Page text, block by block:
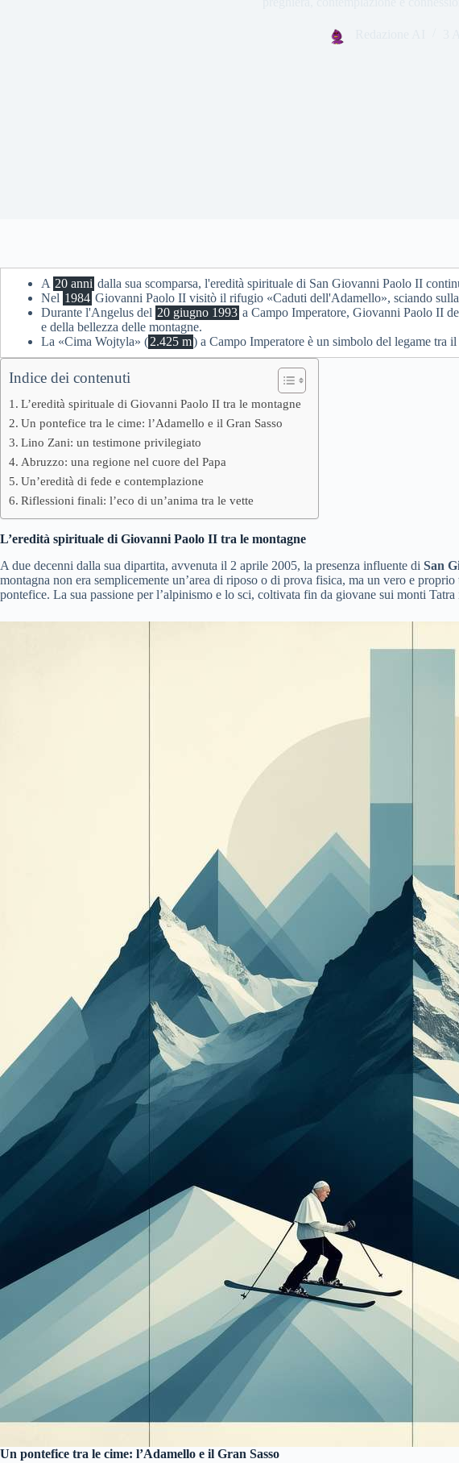
A 20 anni dalla sua scomparsa, l'eredità spirituale di San Giovanni Paolo II
Nel 1984 Giovanni Paolo II visitò il rifugio «Caduti dell'Adamello», sciando
Durante l'Angelus del 20 giugno 1993 a Campo Imperatore, Giovanni Paolo II
e della bellezza delle montagne.
La «Cima Wojtyla» (2.425 m) a Campo Imperatore è un simbolo del legame tra
Indice dei contenuti
L’eredità spirituale di Giovanni Paolo II tra le montagne
Un pontefice tra le cime: l’Adamello e il Gran Sasso
Lino Zani: un testimone privilegiato
Abruzzo: una regione nel cuore del Papa
Un’eredità di fede e contemplazione
Riflessioni finali: l’eco di un’anima tra le vette
L’eredità spirituale di Giovanni Paolo II tra le montagne
A due decenni dalla sua dipartita, avvenuta il 2 aprile 2005, la presenza influente di San
montagna non era semplicemente un’area di riposo o di prova fisica, ma un vero e
pontefice. La sua passione per l’alpinismo e lo sci, coltivata fin da giovane sui monti
Un pontefice tra le cime: l’Adamello e il Gran Sasso